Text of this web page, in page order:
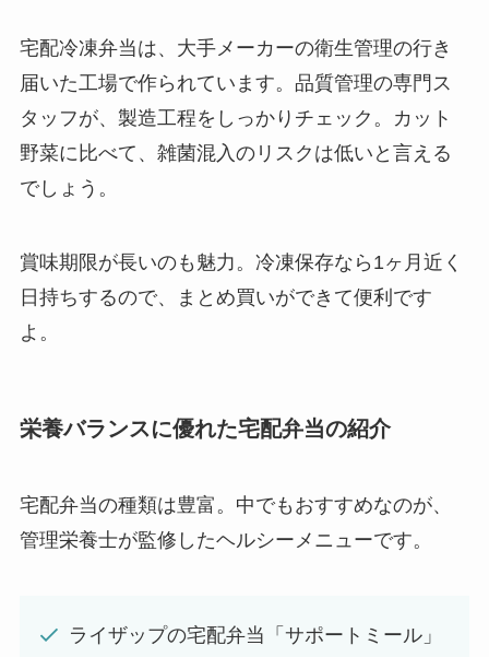
宅配冷凍弁当は、大手メーカーの衛生管理の行き
届いた工場で作られています。品質管理の専門ス
タッフが、製造工程をしっかりチェック。カット
野菜に比べて、雑菌混入のリスクは低いと言える
でしょう。
賞味期限が長いのも魅力。冷凍保存なら1ヶ月近く
日持ちするので、まとめ買いができて便利です
よ。
栄養バランスに優れた宅配弁当の紹介
宅配弁当の種類は豊富。中でもおすすめなのが、
管理栄養士が監修したヘルシーメニューです。
ライザップの宅配弁当「サポートミール」